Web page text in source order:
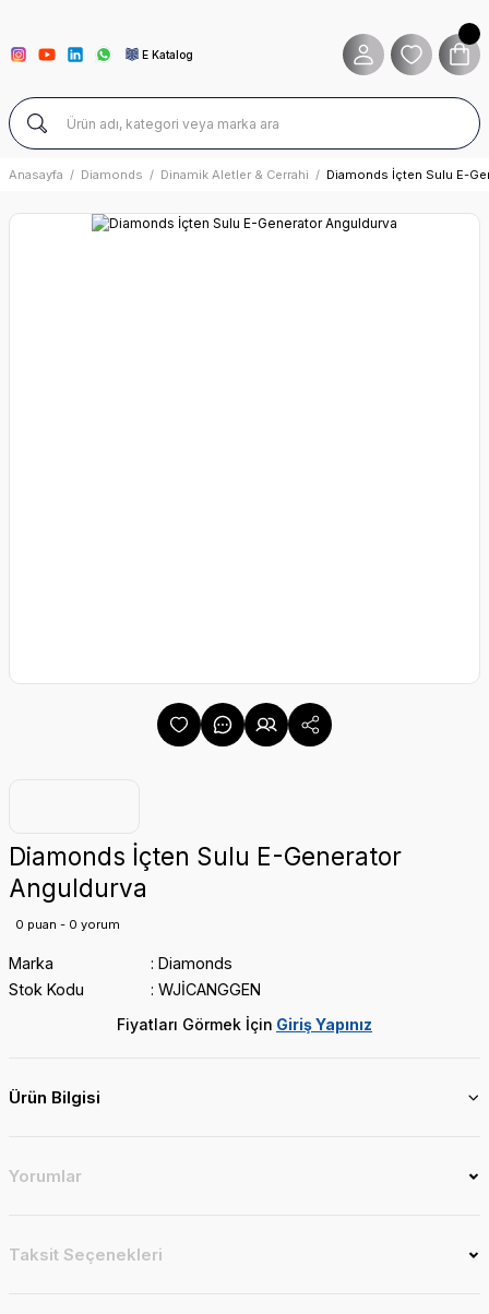
E Katalog
Anasayfa Diamonds Dinamik Aletler & Cerrahi Diamonds İçten Sulu E-
Diamonds İçten Sulu E-Generator
Anguldurva
0 puan - 0 yorum
Marka
Diamonds
Stok Kodu
WJİCANGGEN
Fiyatları Görmek İçin Giriş Yapınız
Ürün Bilgisi
Yorumlar
Taksit Seçenekleri